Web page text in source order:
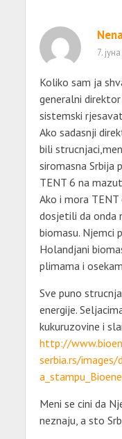
7.
Koliko sam ja
generalni
sistemski
Ako sadasnji
bili
siromasna Srbija
TENT 6 na
Ako i mora
dosjetili da onda
biomasu. Njemci
Holandjani
plimama i
Sve puno
energije.
kukuruzovine i
http://
serbia.rs/
Meni se cini da
neznaju, a sto